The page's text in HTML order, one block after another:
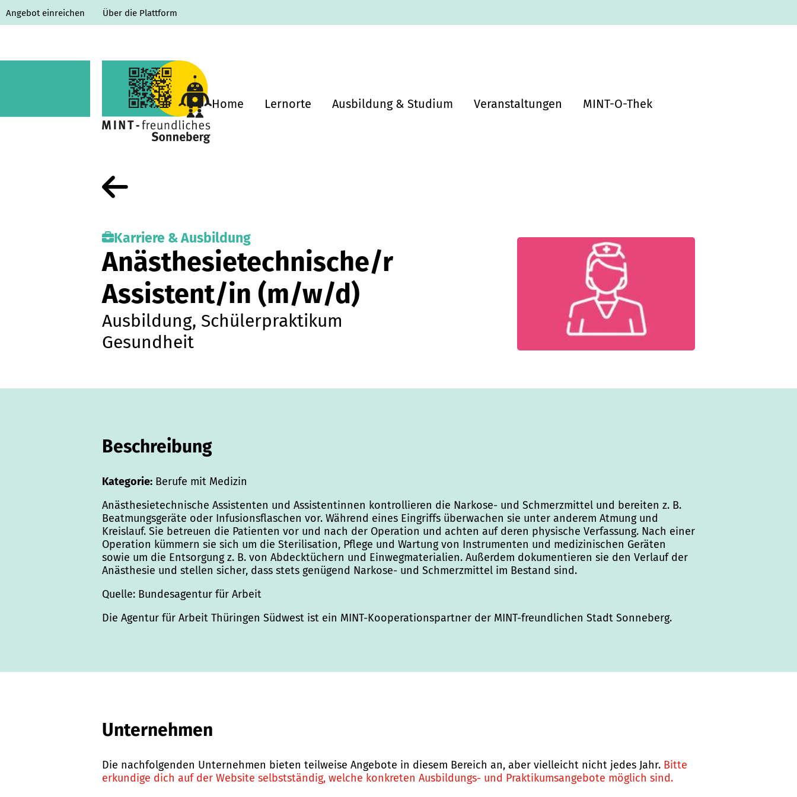
Angebot einreichen Über die Plattform
Home Lernorte Ausbildung & Studium Veranstaltungen MINT-O-Thek
Karriere & Ausbildung
Anästhesietechnische/r
Assistent/in (m/w/d)
Ausbildung, Schülerpraktikum
Gesundheit
Beschreibung
Kategorie: Berufe mit Medizin
Anästhesietechnische Assistenten und Assistentinnen kontrollieren die Narkose- und Schmerzmittel und bereiten z. B.
Beatmungsgeräte oder Infusionsflaschen vor. Während eines Eingriffs überwachen sie unter anderem Atmung und
Kreislauf. Sie betreuen die Patienten vor und nach der Operation und achten auf deren physische Verfassung. Nach einer
Operation kümmern sie sich um die Sterilisation, Pflege und Wartung von Instrumenten und medizinischen Geräten
sowie um die Entsorgung z. B. von Abdecktüchern und Einwegmaterialien. Außerdem dokumentieren sie den Verlauf der
Anästhesie und stellen sicher, dass stets genügend Narkose- und Schmerzmittel im Bestand sind.
Quelle: Bundesagentur für Arbeit
Die Agentur für Arbeit Thüringen Südwest ist ein MINT-Kooperationspartner der MINT-freundlichen Stadt Sonneberg.
Unternehmen
Die nachfolgenden Unternehmen bieten teilweise Angebote in diesem Bereich an, aber vielleicht nicht jedes Jahr. Bitte
erkundige dich auf der Website selbstständig, welche konkreten Ausbildungs- und Praktikumsangebote möglich sind.